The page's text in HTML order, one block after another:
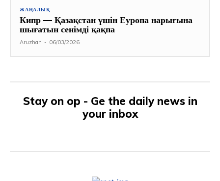
ЖАҢАЛЫҚ
Кипр — Қазақстан үшін Еуропа нарығына
шығатын сенімді қақпа
Aruzhan - 06/03/2026
Stay on op - Ge the daily news in
your inbox